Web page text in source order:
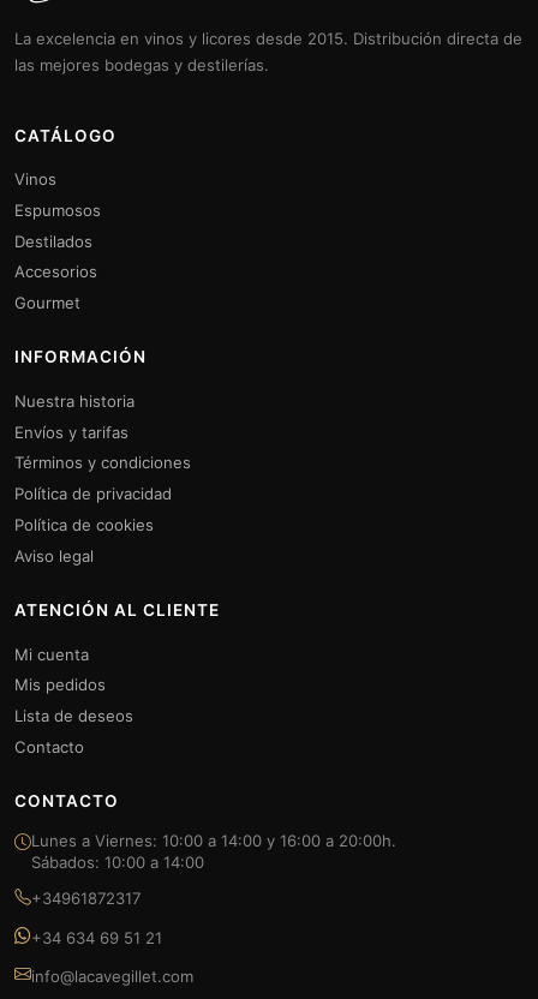
La excelencia en vinos y licores desde 2015. Distribución directa de
las mejores bodegas y destilerías.
CATÁLOGO
Vinos
Espumosos
Destilados
Accesorios
Gourmet
INFORMACIÓN
Nuestra historia
Envíos y tarifas
Términos y condiciones
Política de privacidad
Política de cookies
Aviso legal
ATENCIÓN AL CLIENTE
Mi cuenta
Mis pedidos
Lista de deseos
Contacto
CONTACTO
Lunes a Viernes: 10:00 a 14:00 y 16:00 a 20:00h.
Sábados: 10:00 a 14:00
+34961872317
+34 634 69 51 21
info@lacavegillet.com